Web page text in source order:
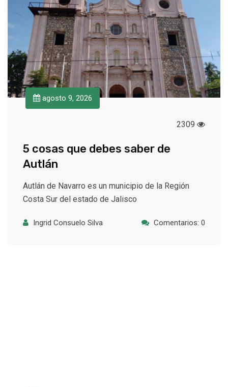
agosto 9, 2026
2309
5 cosas que debes saber de
Autlán
Autlán de Navarro es un municipio de la Región
Costa Sur del estado de Jalisco
Ingrid Consuelo Silva Comentarios: 0